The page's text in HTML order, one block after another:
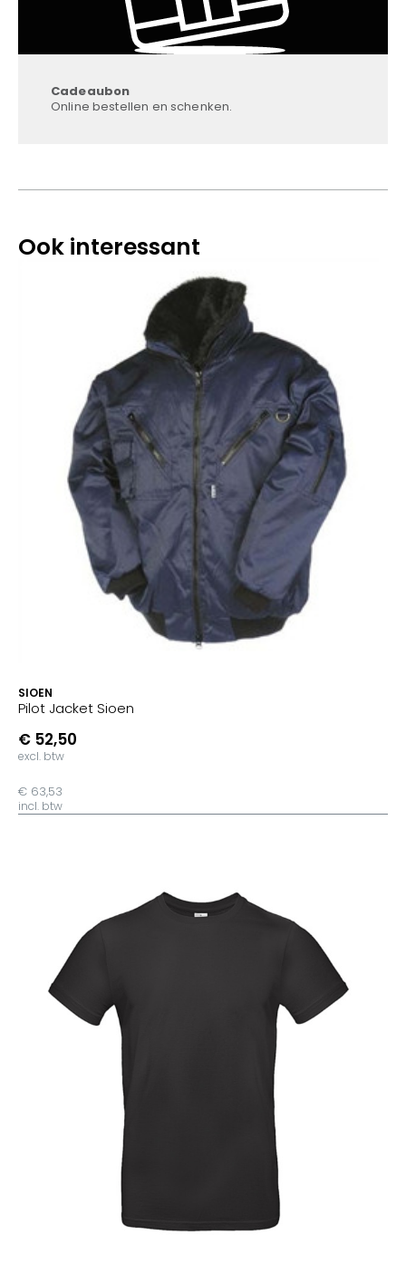
Cadeaubon
Online bestellen en schenken.
Ook interessant
SIOEN
Pilot Jacket Sioen
€ 52,50
excl. btw
€ 63,53
incl. btw